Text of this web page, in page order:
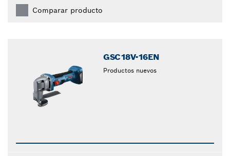
Comparar producto
GSC18V-16EN
Productos nuevos